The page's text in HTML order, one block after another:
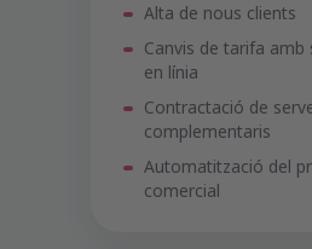
Alta de nous clients
Canvis de tarifa amb
en línia
Contractació de
complementaris
Automatització del
comercial